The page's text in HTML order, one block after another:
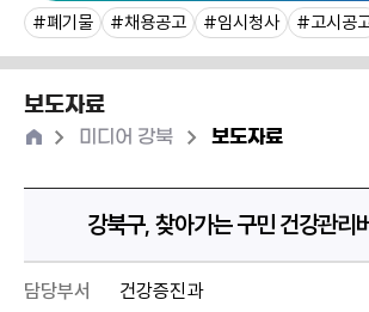
검
색
#폐기물 #채용공고 #임시청사 #고시공
보도자료
홈 >미디어 강북 >보도자료
강북구, 찾아가는 구민 건강관리
담당부서 건강증진과